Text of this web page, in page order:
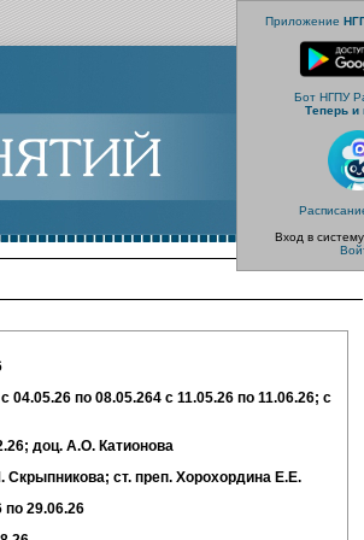
Приложение
Бот НГПУ
Теперь
Вход в
04.05.26 по 08.05.264 с 11.05.26 по 11.06.26; с
; доц. А.О. Катионова
Скрыпникова; ст. преп. Хорохордина Е.Е.
по 29.06.26